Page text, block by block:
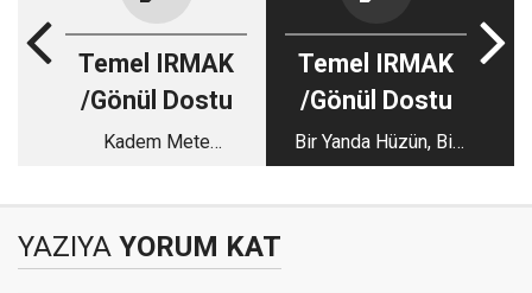
Temel IRMAK
/Gönül Dostu
Kadem Mete
Yenilenmesine
Temel IRMAK
/Gönül Dostu
Bir Yanda Hüzün, Bir
Yanda Sevinç…
YAZIYA YORUM KAT